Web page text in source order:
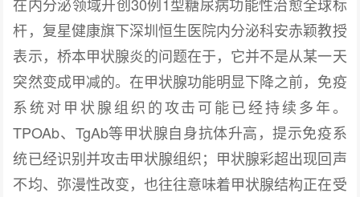
杆，复星健康旗下深圳恒生医院内分泌科安赤颖教授
表示，桥本甲状腺炎的问题在于，它并不是从某一天
突然变成甲减的。在甲状腺功能明显下降之前，免疫
系统对甲状腺组织的攻击可能已经持续多年。
TPOAb、TgAb等甲状腺自身抗体升高，提示免疫系
统已经识别并攻击甲状腺组织；甲状腺彩超出现回声
不均、弥漫性改变，也往往意味着甲状腺结构正在受